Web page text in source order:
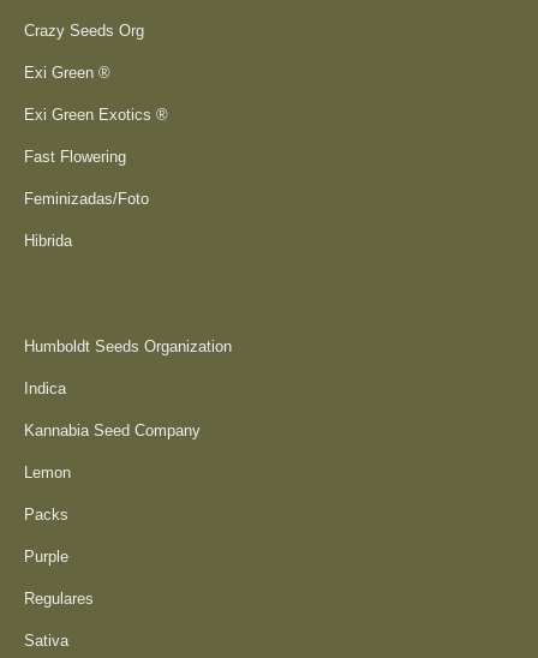
Crazy Seeds Org
Exi Green ®
Exi Green Exotics ®
Fast Flowering
Feminizadas/Foto
Hibrida
Humboldt Seeds Organization
Indica
Kannabia Seed Company
Lemon
Packs
Purple
Regulares
Sativa